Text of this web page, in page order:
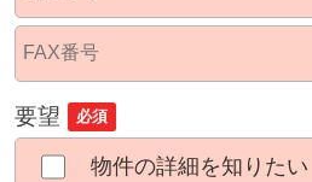
要望 必須
物件の詳細を知りたい